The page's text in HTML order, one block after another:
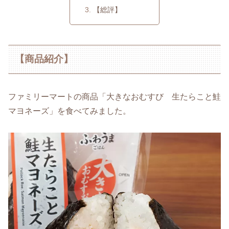
【総評】
【商品紹介】
ファミリーマートの商品「大きなおむすび 生たらこと鮭
マヨネーズ」を食べてみました。